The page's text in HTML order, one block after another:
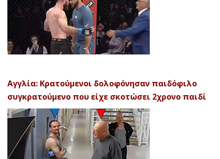
Αγγλία: Κρατούμενοι δολοφόνησαν παιδόφιλο
συγκρατούμενο που είχε σκοτώσει 2χρονο παιδί